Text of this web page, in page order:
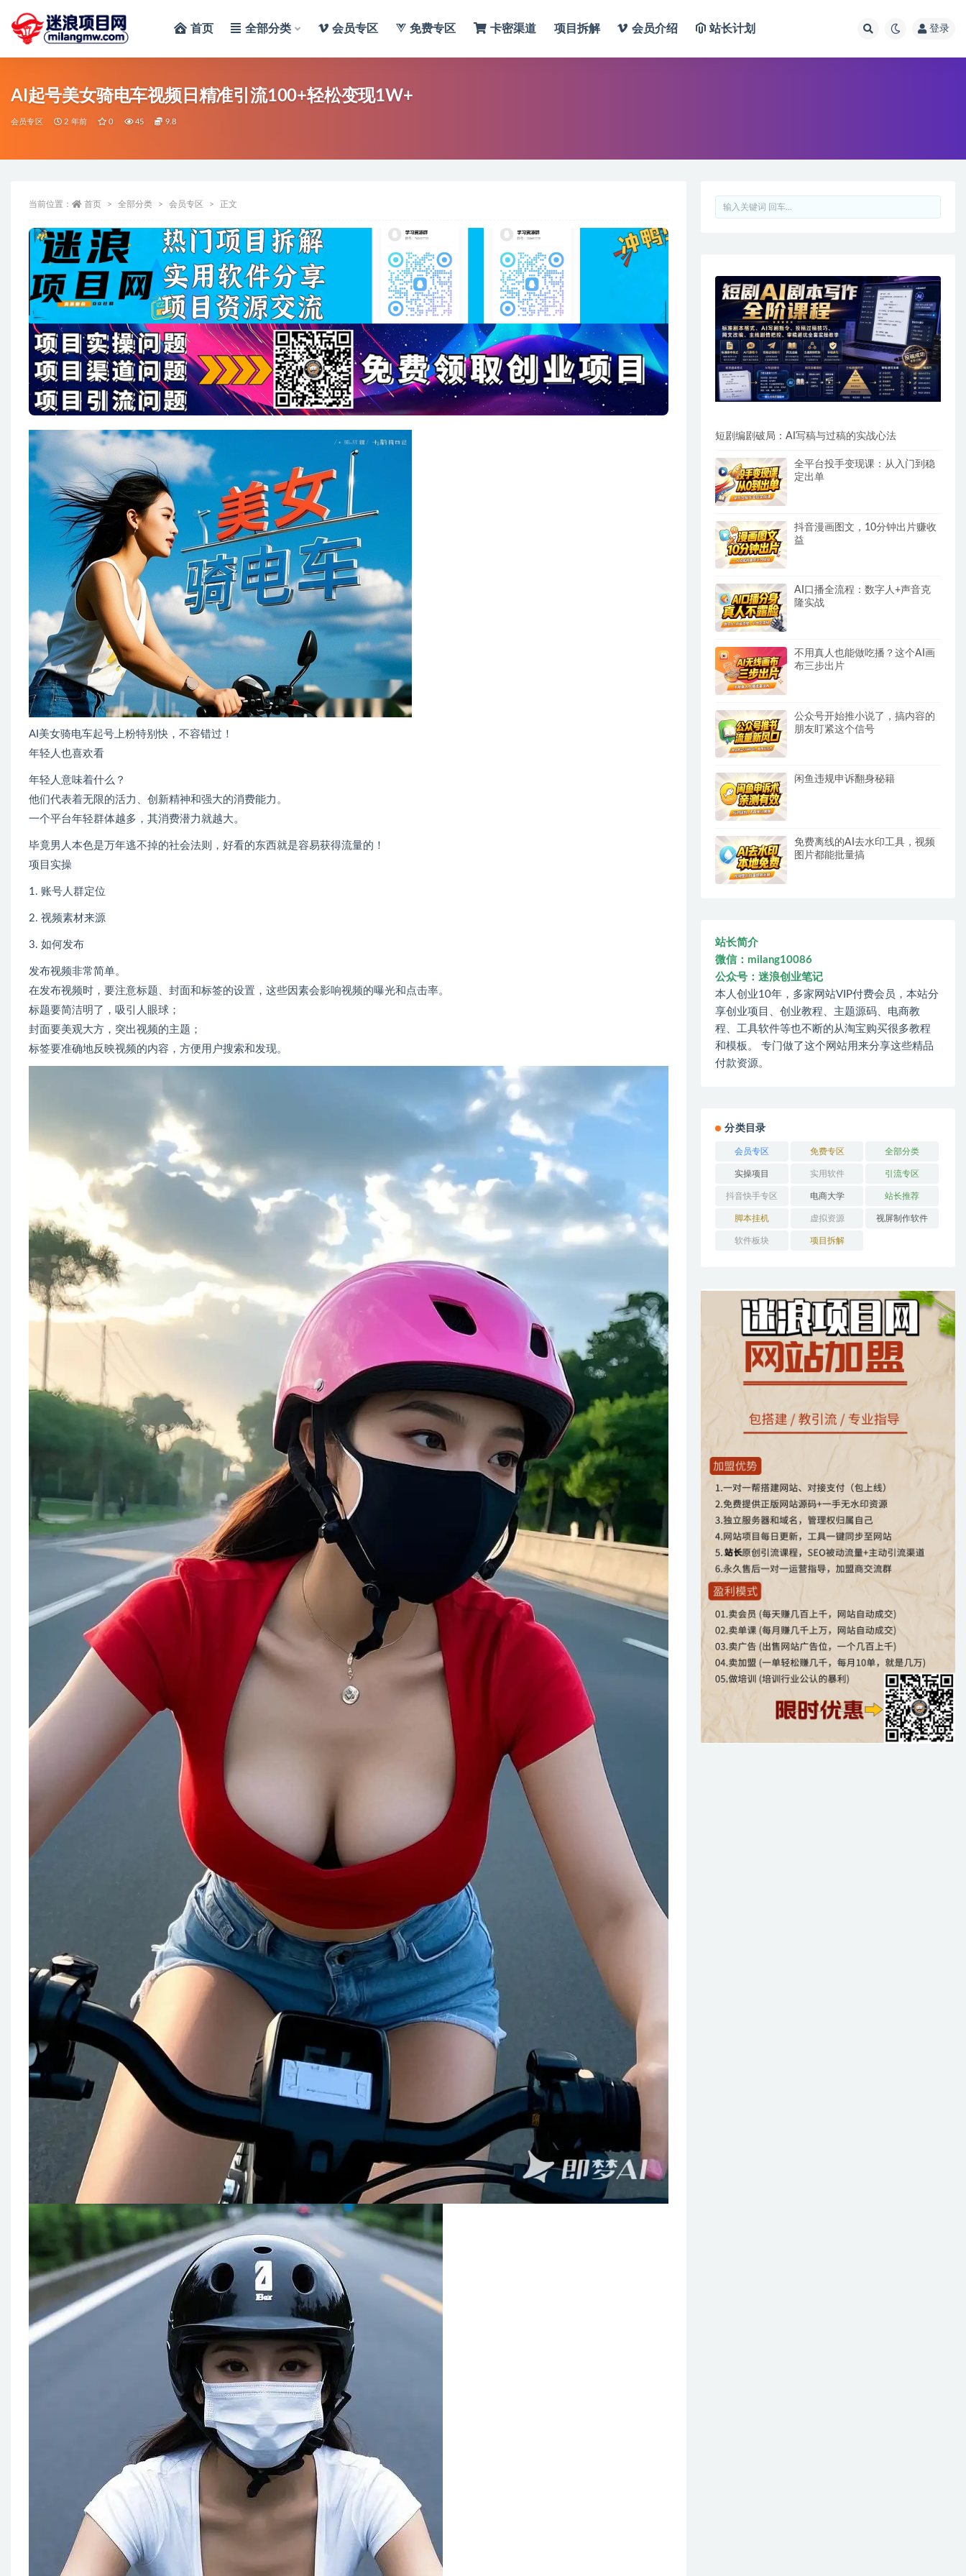
首页 全部分类 会员专区 免费专区 卡密渠道 项目拆解 会员介绍 站长计划 登录
AI起号美女骑电车视频日精准引流100+轻松变现1W+
会员专区 2 年前 0 45 9.8
当前位置： 首页 全部分类 会员专区 正文
AI美女骑电车起号上粉特别快，不容错过！
年轻人也喜欢看
年轻人意味着什么？
他们代表着无限的活力、创新精神和强大的消费能力。
一个平台年轻群体越多，其消费潜力就越大。
毕竟男人本色是万年逃不掉的社会法则，好看的东西就是容易获得流量的！
项目实操
1. 账号人群定位
2. 视频素材来源
3. 如何发布
发布视频非常简单。
在发布视频时，要注意标题、封面和标签的设置，这些因素会影响视频的曝光和点击率。
标题要简洁明了，吸引人眼球；
封面要美观大方，突出视频的主题；
标签要准确地反映视频的内容，方便用户搜索和发现。
短剧编剧破局：AI写稿与过稿的实战心法
全平台投手变现课：从入门到稳
定出单
抖音漫画图文，10分钟出片赚收
益
AI口播全流程：数字人+声音克
隆实战
不用真人也能做吃播？这个AI画
布三步出片
公众号开始推小说了，搞内容的
朋友盯紧这个信号
闲鱼违规申诉翻身秘籍
免费离线的AI去水印工具，视频
图片都能批量搞
站长简介
微信：milang10086
公众号：迷浪创业笔记
本人创业10年，多家网站VIP付费会员，本站分
享创业项目、创业教程、主题源码、电商教
程、工具软件等也不断的从淘宝购买很多教程
和模板。 专门做了这个网站用来分享这些精品
付款资源。
分类目录
会员专区 免费专区 全部分类
实操项目 实用软件 引流专区
抖音快手专区 电商大学 站长推荐
脚本挂机 虚拟资源 视屏制作软件
软件板块 项目拆解